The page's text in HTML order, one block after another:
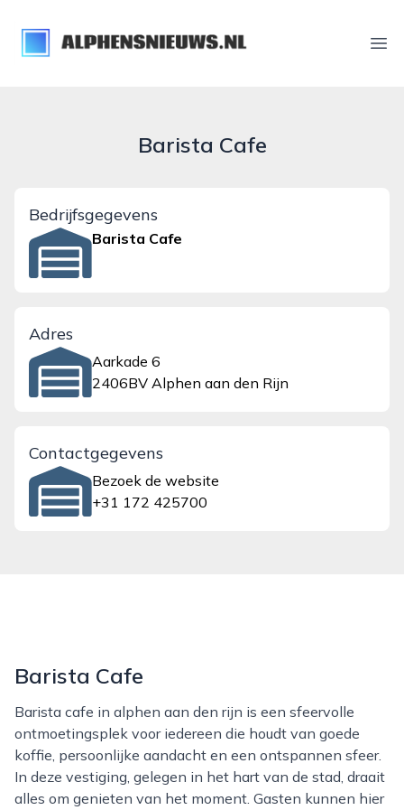
alphensnieuws.nl
Barista Cafe
Bedrijfsgegevens
Barista Cafe
Adres
Aarkade 6
2406BV Alphen aan den Rijn
Contactgegevens
Bezoek de website
+31 172 425700
Barista Cafe
Barista cafe in alphen aan den rijn is een sfeervolle
ontmoetingsplek voor iedereen die houdt van goede
koffie, persoonlijke aandacht en een ontspannen sfeer.
In deze vestiging, gelegen in het hart van de stad, draait
alles om genieten van het moment. Gasten kunnen hier